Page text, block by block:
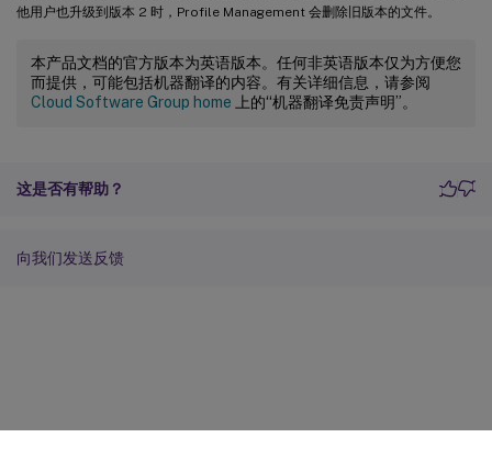
他用户也升级到版本 2 时，Profile Management 会删除旧版本的文件。
本产品文档的官方版本为英语版本。任何非英语版本仅为方便您
而提供，可能包括机器翻译的内容。有关详细信息，请参阅
Cloud Software Group home 上的“机器翻译免责声明”。
这是否有帮助？
向我们发送反馈